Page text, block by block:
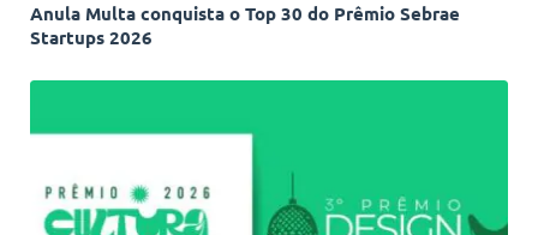
Anula Multa conquista o Top 30 do Prêmio Sebrae
Startups 2026